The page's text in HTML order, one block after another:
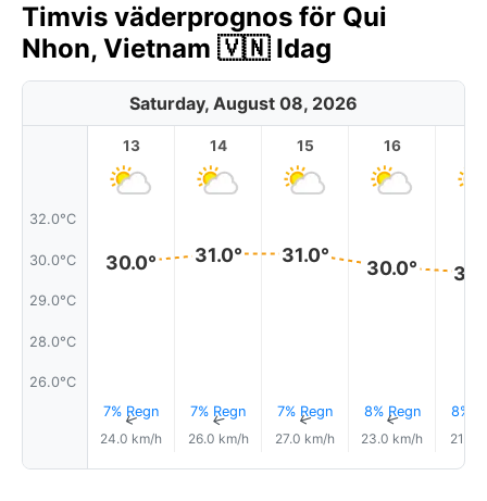
Timvis väderprognos för Qui
Nhon, Vietnam 🇻🇳 Idag
Saturday, August 08, 2026
32.0°C
30.0°C
29.0°C
28.0°C
26.0°C
13
30.0°
7% Regn
↑
24.0 km/h
14
31.0°
7% Regn
↑
26.0 km/h
15
31.0°
7% Regn
↑
27.0 km/h
16
30.0°
8% Regn
↑
23.0 km/h
8%
21.0